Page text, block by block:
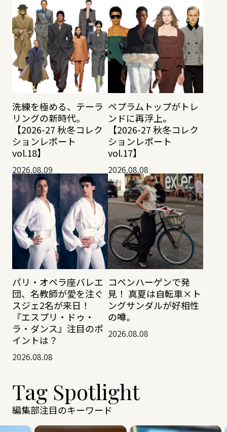
洗練を極める、テーラ
リングの新時代。
【2026-27 秋冬コレク
ションレポート
vol.18】
2026.08.09
ペプラムトップがトレ
ンドに再浮上。
【2026-27 秋冬コレク
ションレポート
vol.17】
2026.08.08
パリ・オペラ座バレエ
団、名教師が愛を注ぐ
スジェ2名が来日！
『エスプリ・ドゥ・
ラ・ダンス』注目のポ
イントは？
2026.08.08
コペンハーゲンで発
見！ 真夏は自転車×ト
ングサンダルが好相性
の噂。
2026.08.08
Tag Spotlight
編集部注目のキーワード